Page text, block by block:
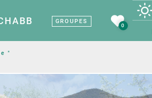
Terre de vin Sites et musées
Carte touristique
GROUPES
0
"